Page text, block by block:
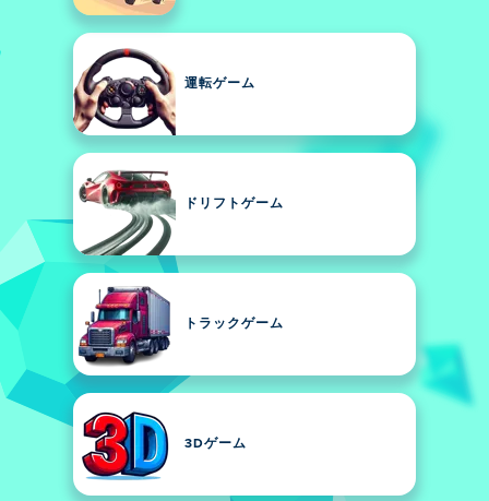
運転ゲーム
ドリフトゲーム
トラックゲーム
3Dゲーム